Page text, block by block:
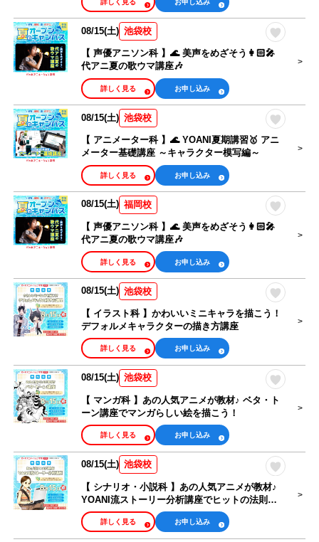
お申し込み
詳しく見る
08/15(土) 池袋校
【 声優アニソン科 】🌊 美声をめざそう👩🏻‍🎤
代アニ夏の歌ウマ講座🎶
お申し込み
詳しく見る
08/15(土) 池袋校
【 アニメーター科 】🌊 YOANI夏期講習🥇 アニ
メーター基礎講座 ～キャラクター模写編～
お申し込み
詳しく見る
08/15(土) 福岡校
【 声優アニソン科 】🌊 美声をめざそう👩🏻‍🎤
代アニ夏の歌ウマ講座🎶
お申し込み
詳しく見る
08/15(土) 池袋校
【 イラスト科 】かわいいミニキャラを描こう！
デフォルメキャラクターの描き方講座
お申し込み
詳しく見る
08/15(土) 池袋校
【 マンガ科 】あの人気アニメが教材♪ ベタ・ト
ーン講座でマンガらしい絵を描こう！
お申し込み
詳しく見る
08/15(土) 池袋校
【 シナリオ・小説科 】あの人気アニメが教材♪
YOANI流ストーリー分析講座でヒットの法則を
知ろう！
お申し込み
詳しく見る